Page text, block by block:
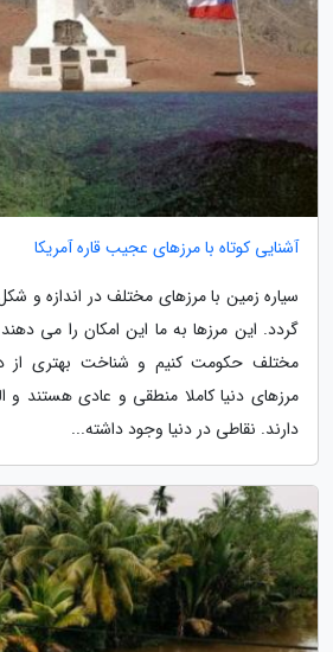
آشنایی کوتاه با مرزهای عجیب قاره آمریکا
سیاره زمین با مرزهای مختلف در اندازه و
گردد. این مرزها به ما این امکان را می
مختلف حکومت کنیم و شناخت بهتری از
مرزهای دنیا کاملا منطقی و عادی هستند و
دارند. نقاطی در دنیا وجود داشته...